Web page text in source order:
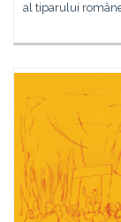
al tiparului